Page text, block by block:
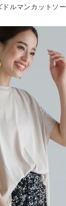
ルマンカットソー